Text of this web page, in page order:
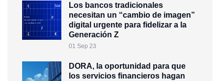
Los bancos tradicionales
necesitan un “cambio de imagen”
digital urgente para fidelizar a la
Generación Z
01 Sep 23
DORA, la oportunidad para que
los servicios financieros hagan